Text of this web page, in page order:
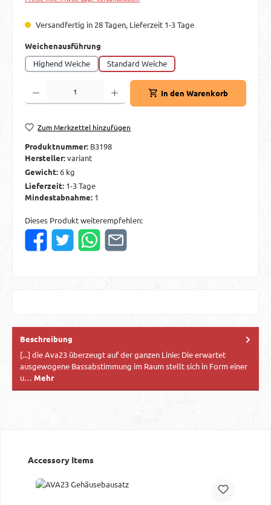
Versandfertig in 28 Tagen, Lieferzeit 1-3 Tage
Weichenausführung
Highend Weiche
Standard Weiche
Produkt Anzahl: Gib den gewünschten Wert ein oder benutze die Schaltflächen
In den Warenkorb
Zum Merkzettel hinzufügen
Produktnummer: B3198
Hersteller:variant
Gewicht:6 kg
Lieferzeit: 1-3 Tage
Mindestabnahme: 1
Dieses Produkt weiterempfehlen:
Beschreibung
[...] die Ava23 überzeugt auf der ganzen Linie: Die erwartet
ausgewogene Bassabstimmung im Raum stellt sich in Form einer
u… Mehr
Produktgalerie überspringen
Accessory Items